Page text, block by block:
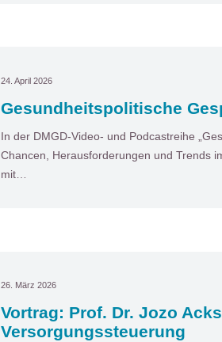
24. April 2026
Gesundheitspolitische
In der DMGD-Video- und Podcastreihe
Chancen, Herausforderungen und Trends
mit…
26. März 2026
Vortrag: Prof. Dr. Jozo
Versorgungssteuerung